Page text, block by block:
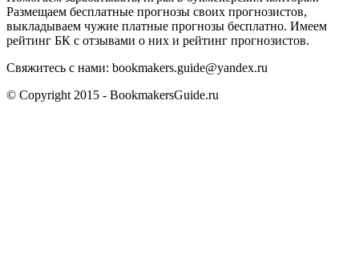
Размещаем бесплатные прогнозы своих прогнозистов,
выкладываем чужие платные прогнозы бесплатно. Имеем
рейтинг БК с отзывами о них и рейтинг прогнозистов.
Свяжитесь с нами: bookmakers.guide@yandex.ru
© Copyright 2015 - BookmakersGuide.ru